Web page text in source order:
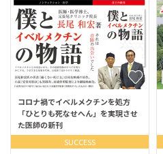
コロナ禍でイベルメクチンを処方
「ひとりも死なせへん」を実現させ
た医師の新刊
SUCCESS